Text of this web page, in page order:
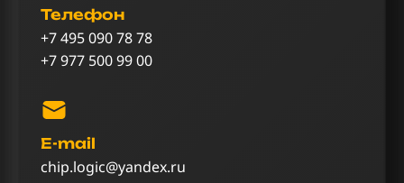
Телефон
+7 495 090 78 78
+7 977 500 99 00
E-mail
chip.logic@yandex.ru